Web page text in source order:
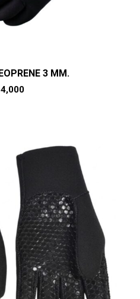
3 MM.